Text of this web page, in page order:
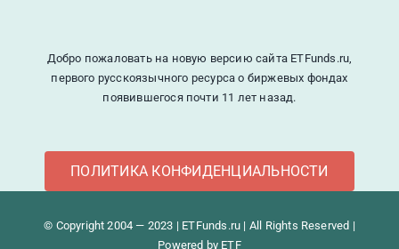
Добро пожаловать на новую версию сайта ETFunds.ru,
первого русскоязычного ресурса о биржевых фондах
появившегося почти 11 лет назад.
ПОЛИТИКА КОНФИДЕНЦИАЛЬНОСТИ
© Copyright 2004 — 2023 | ETFunds.ru | All Rights Reserved |
Powered by ETF